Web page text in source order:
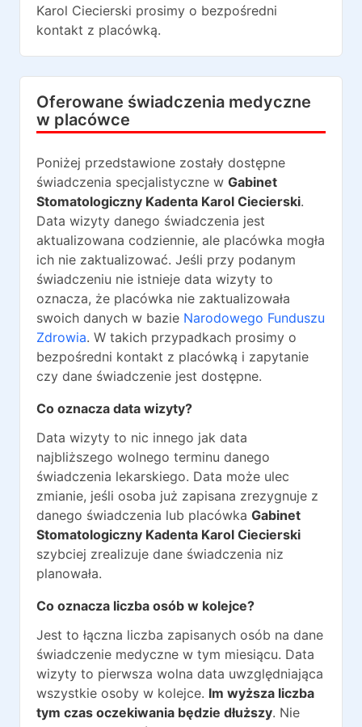
Karol Ciecierski prosimy o bezpośredni
kontakt z placówką.
Oferowane świadczenia medyczne
w placówce
Poniżej przedstawione zostały dostępne
świadczenia specjalistyczne w Gabinet
Stomatologiczny Kadenta Karol Ciecierski.
Data wizyty danego świadczenia jest
aktualizowana codziennie, ale placówka mogła
ich nie zaktualizować. Jeśli przy podanym
świadczeniu nie istnieje data wizyty to
oznacza, że placówka nie zaktualizowała
swoich danych w bazie Narodowego Funduszu
Zdrowia. W takich przypadkach prosimy o
bezpośredni kontakt z placówką i zapytanie
czy dane świadczenie jest dostępne.
Co oznacza data wizyty?
Data wizyty to nic innego jak data
najbliższego wolnego terminu danego
świadczenia lekarskiego. Data może ulec
zmianie, jeśli osoba już zapisana zrezygnuje z
danego świadczenia lub placówka Gabinet
Stomatologiczny Kadenta Karol Ciecierski
szybciej zrealizuje dane świadczenia niz
planowała.
Co oznacza liczba osób w kolejce?
Jest to łączna liczba zapisanych osób na dane
świadczenie medyczne w tym miesiącu. Data
wizyty to pierwsza wolna data uwzględniająca
wszystkie osoby w kolejce. Im wyższa liczba
tym czas oczekiwania będzie dłuższy. Nie